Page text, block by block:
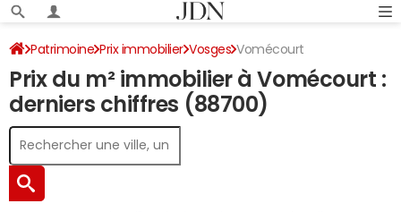
Patrimoine Prix immobilier Vosges Vomécourt
Prix du m² immobilier à Vomécourt :
derniers chiffres (88700)